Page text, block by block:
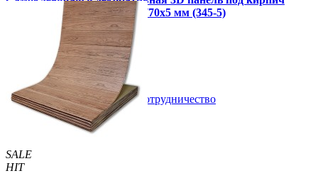
цвета слоновой кости 700x770x5 мм (345-5)
135 грн /шт
Купить В закладки Сотрудничество
SALE
HIT